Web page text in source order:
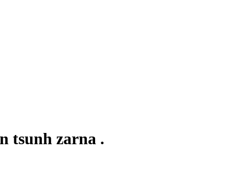
tsunh zarna .